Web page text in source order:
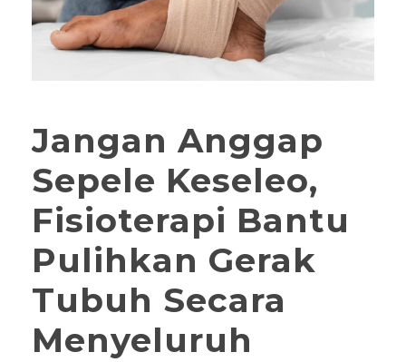
Jangan Anggap
Sepele Keseleo,
Fisioterapi Bantu
Pulihkan Gerak
Tubuh Secara
Menyeluruh